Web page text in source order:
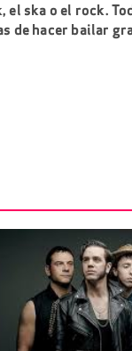
ska o el rock.
de hacer bailar